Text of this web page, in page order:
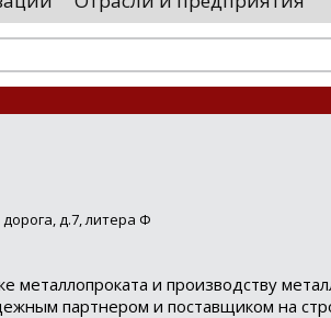
проверки, после
«Уральские
д.7, литера Ф
металлопроката и производству
партнером и поставщиком на